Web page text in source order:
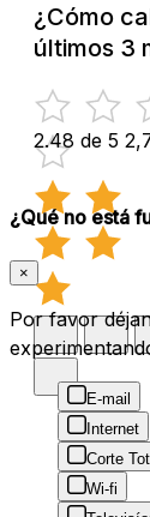
¿Cómo
últimos 3
2.48 de 5
¿Qué no está
×
Por favor
E-mail
Internet
Corte
Wi-fi